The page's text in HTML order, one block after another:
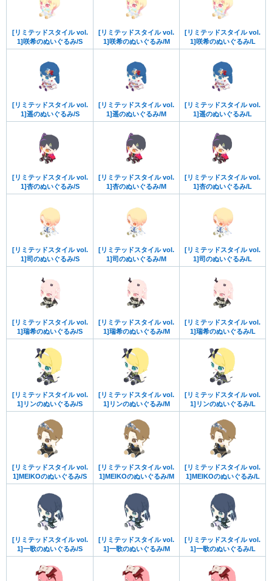
[リミテッドスタイル vol.
1]咲希のぬいぐるみ/S
[リミテッドスタイル vol.
1]咲希のぬいぐるみ/M
[リミテッドスタイル vol.
1]咲希のぬいぐるみ/L
[リミテッドスタイル vol.
1]遥のぬいぐるみ/S
[リミテッドスタイル vol.
1]遥のぬいぐるみ/M
[リミテッドスタイル vol.
1]遥のぬいぐるみ/L
[リミテッドスタイル vol.
1]杏のぬいぐるみ/S
[リミテッドスタイル vol.
1]杏のぬいぐるみ/M
[リミテッドスタイル vol.
1]杏のぬいぐるみ/L
[リミテッドスタイル vol.
1]司のぬいぐるみ/S
[リミテッドスタイル vol.
1]司のぬいぐるみ/M
[リミテッドスタイル vol.
1]司のぬいぐるみ/L
[リミテッドスタイル vol.
1]瑞希のぬいぐるみ/S
[リミテッドスタイル vol.
1]瑞希のぬいぐるみ/M
[リミテッドスタイル vol.
1]瑞希のぬいぐるみ/L
[リミテッドスタイル vol.
1]リンのぬいぐるみ/S
[リミテッドスタイル vol.
1]リンのぬいぐるみ/M
[リミテッドスタイル vol.
1]リンのぬいぐるみ/L
[リミテッドスタイル vol.
1]MEIKOのぬいぐるみ/S
[リミテッドスタイル vol.
1]MEIKOのぬいぐるみ/M
[リミテッドスタイル vol.
1]MEIKOのぬいぐるみ/L
[リミテッドスタイル vol.
1]一歌のぬいぐるみ/S
[リミテッドスタイル vol.
1]一歌のぬいぐるみ/M
[リミテッドスタイル vol.
1]一歌のぬいぐるみ/L